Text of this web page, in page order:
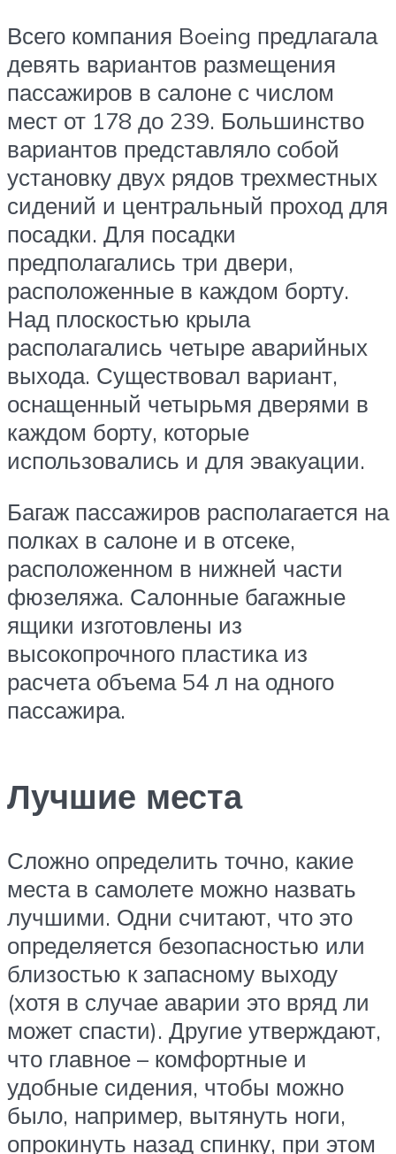
Всего компания Boeing предлагала
девять вариантов размещения
пассажиров в салоне с числом
мест от 178 до 239. Большинство
вариантов представляло собой
установку двух рядов трехместных
сидений и центральный проход для
посадки. Для посадки
предполагались три двери,
расположенные в каждом борту.
Над плоскостью крыла
располагались четыре аварийных
выхода. Существовал вариант,
оснащенный четырьмя дверями в
каждом борту, которые
использовались и для эвакуации.
Багаж пассажиров располагается на
полках в салоне и в отсеке,
расположенном в нижней части
фюзеляжа. Салонные багажные
ящики изготовлены из
высокопрочного пластика из
расчета объема 54 л на одного
пассажира.
Лучшие места
Сложно определить точно, какие
места в самолете можно назвать
лучшими. Одни считают, что это
определяется безопасностью или
близостью к запасному выходу
(хотя в случае аварии это вряд ли
может спасти). Другие утверждают,
что главное – комфортные и
удобные сидения, чтобы можно
было, например, вытянуть ноги,
опрокинуть назад спинку, при этом